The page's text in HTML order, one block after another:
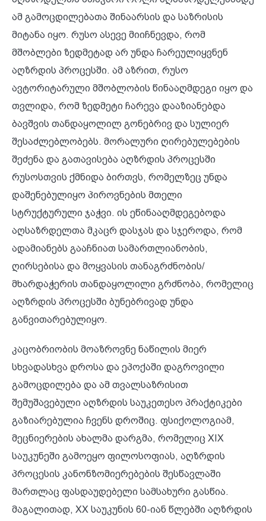
ამ გამოცდილებათა შინაარსის და საზრისის
მიტანა იყო. რუსო ასევე მიიჩნევდა, რომ
მშობლები ზედმეტად არ უნდა ჩარეულიყვნენ
აღზრდის პროცესში. ამ აზრით, რუსო
ავტორიტარული მშობლობის წინააღმდეგი იყო და
თვლიდა, რომ ზედმეტი ჩარევა დააზიანებდა
ბავშვის თანდაყოლილ გონებრივ და სულიერ
შესაძლებლობებს. მორალური ღირებულებების
შეძენა და გათავისება აღზრდის პროცესში
რუსოსთვის ქმნიდა ბირთვს, რომელზეც უნდა
დაშენებულიყო პიროვნების მთელი
სტრუქტურული ჯაჭვი. ის ეწინააღმდეგებოდა
აღსაზრდელთა მკაცრ დასჯას და სჯეროდა, რომ
ადამიანებს გააჩნიათ სამართლიანობის,
ღირსებისა და მოყვასის თანაგრძნობის/
მხარდაჭერის თანდაყოლილი გრძნობა, რომელიც
აღზრდის პროცესში ბუნებრივად უნდა
განვითარებულიყო.
კაცობრიობის მოაზროვნე ნაწილის მიერ
სხვადასხვა დროსა და ეპოქაში დაგროვილი
გამოცდილება და ამ თვალსაზრისით
შემუშავებული აღზრდის საუკეთესო პრაქტიკები
გაზიარებულია ჩვენს დროშიც. ფსიქოლოგიამ,
მეცნიერების ახალმა დარგმა, რომელიც XIX
საუკუნეში გამოეყო ფილოსოფიას, აღზრდის
პროცესის კანონზომიერებების შესწავლაში
მართლაც ფასდაუდებელი სამსახური გასწია.
მაგალითად, XX საუკუნის 60-იან წლებში აღზრდის